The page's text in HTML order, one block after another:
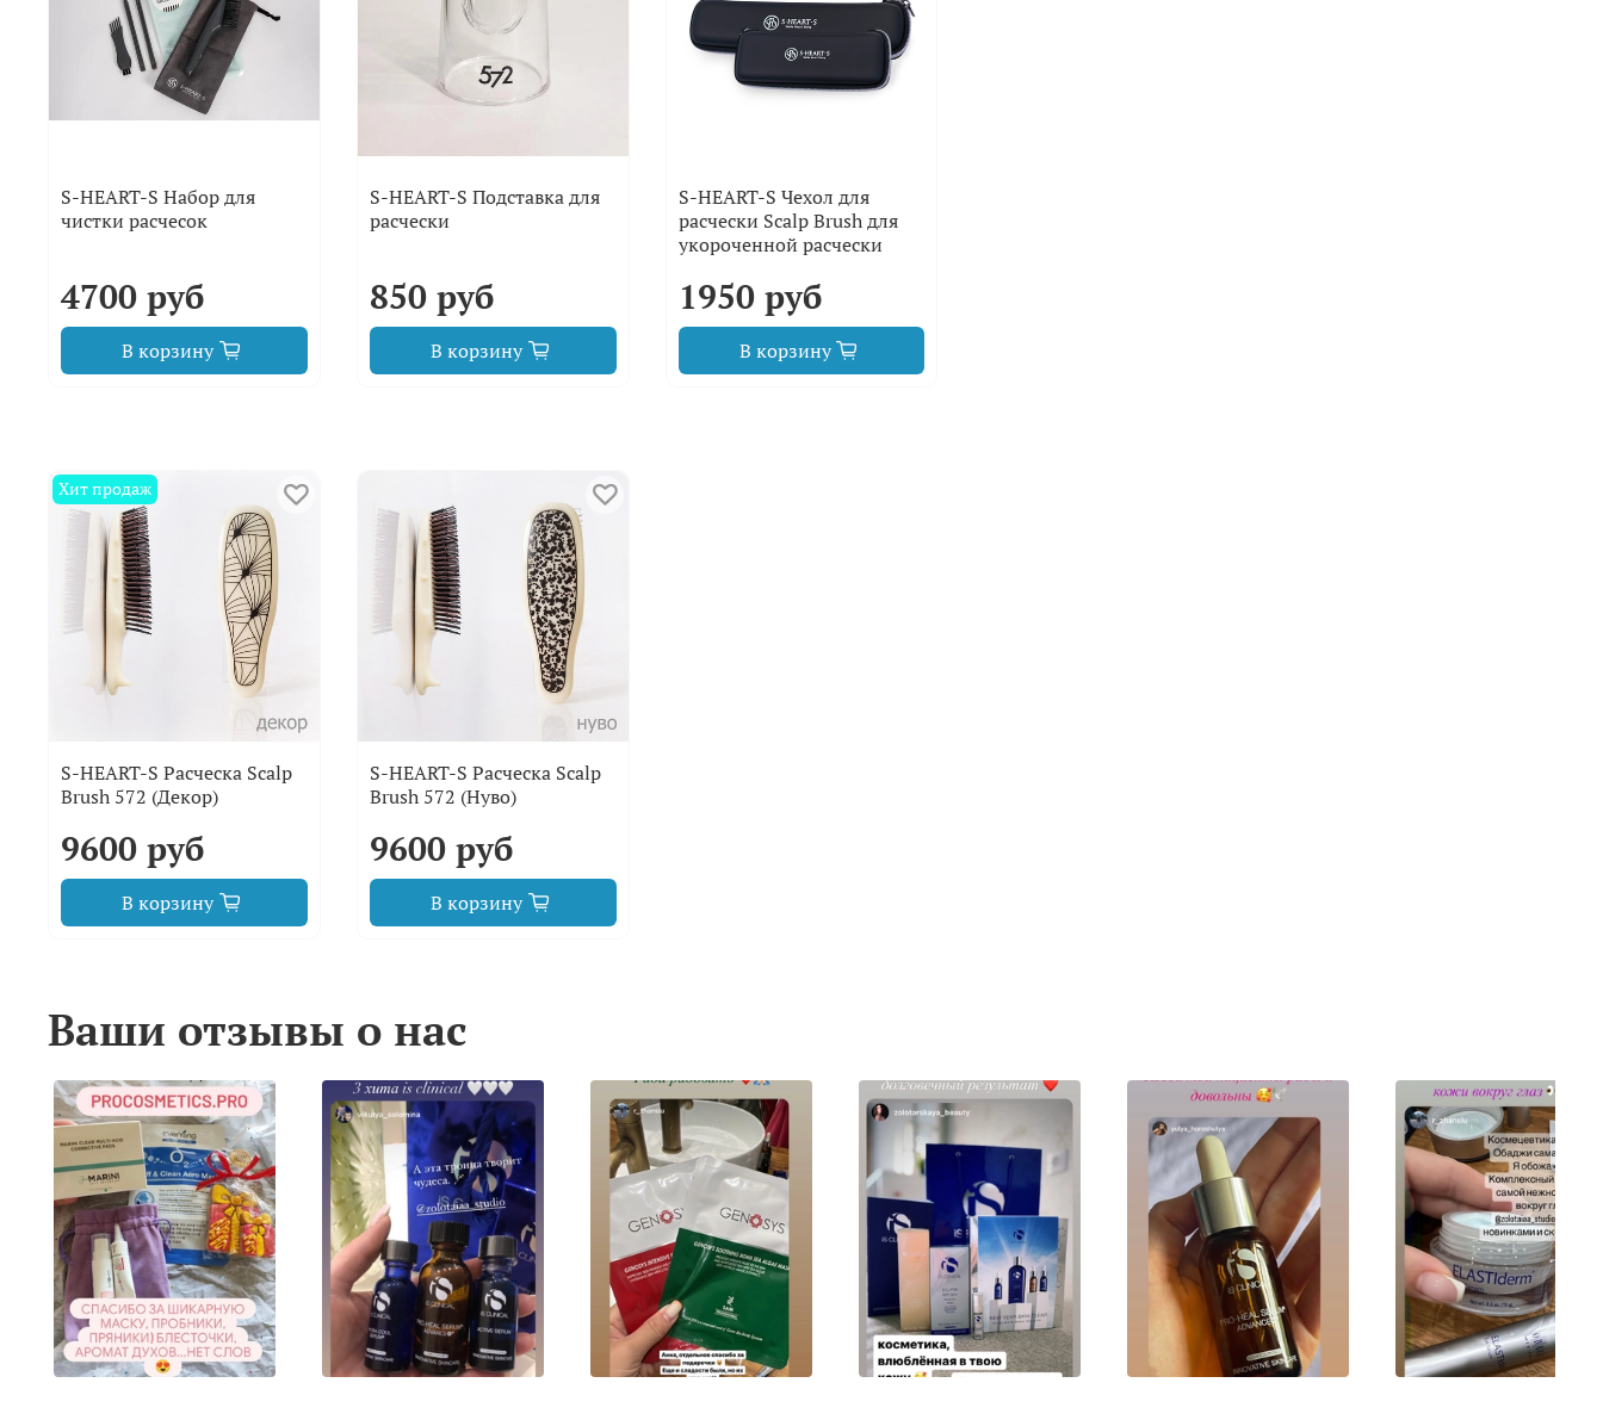
S-HEART-S Набор для
чистки расчесок
4700 руб
В корзину
S-HEART-S Подставка для
расчески
850 руб
В корзину
S-HEART-S Чехол для
расчески Scalp Brush для
укороченной расчески
1950 руб
В корзину
Хит продаж
S-HEART-S Расческа Scalp
Brush 572 (Декор)
9600 руб
В корзину
S-HEART-S Расческа Scalp
Brush 572 (Нуво)
9600 руб
В корзину
Ваши отзывы о нас